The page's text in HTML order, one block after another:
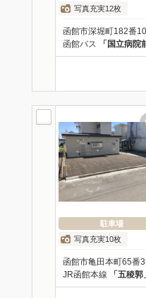
写真充実12枚
函館市深堀町182番
函館バス 「国立病院
駐車場
写真充実10枚
函館市亀田本町65番3
JR函館本線 「五稜